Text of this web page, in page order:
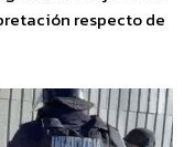
respecto de